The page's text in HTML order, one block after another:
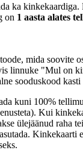
ka
on 1 aasta alates
mida soovite
linnuke "Mul on
sooduskood
kuni 100%
Kui
ülejäänud raha
Kinkekaarti